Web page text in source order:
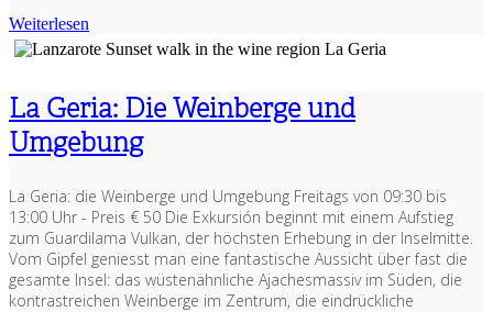
Weiterlesen
La Geria: Die Weinberge und
Umgebung
La Geria: die Weinberge und Umgebung Freitags von 09:30 bis
13:00 Uhr - Preis € 50 Die Exkursión beginnt mit einem Aufstieg
zum Guardilama Vulkan, der höchsten Erhebung in der Inselmitte.
Vom Gipfel geniesst man eine fantastische Aussicht über fast die
gesamte Insel: das wüstenähnliche Ajachesmassiv im Süden, die
kontrastreichen Weinberge im Zentrum, die eindrückliche